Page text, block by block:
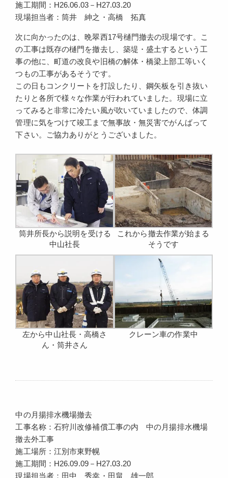
施工期間：H26.06.03－H27.03.20
現場担当者：筒井 紳之・高橋 拓真
次に向かったのは、晩翠西17号樋門撤去の現場です。こ
の工事は既存の樋門を撤去し、築堤・盛土するという工
事の他に、町道の改良や旧橋の解体・橋梁上部工等いく
つもの工事があるそうです。
この日もコンクリートを打設したり、鋼矢板を引き抜い
たりと各所で様々な作業が行われていました。現場に立
ってみると非常に冷たい風が吹いていましたので、体調
管理に気をつけて竣工まで無事故・無災害でがんばって
下さい。ご協力ありがとうございました。
筒井所長から説明を受ける
中山社長
これから撤去作業が始まる
そうです
左から中山社長・高橋さ
ん・筒井さん
クレーン車の作業中
中の月揚排水機場撤去
工事名称：石狩川改修補償工事の内 中の月揚排水機場
撤去外工事
施工場所：江別市東野幌
施工期間：H26.09.09－H27.03.20
現場担当者：田中 秀幸・田畠 雄一郎